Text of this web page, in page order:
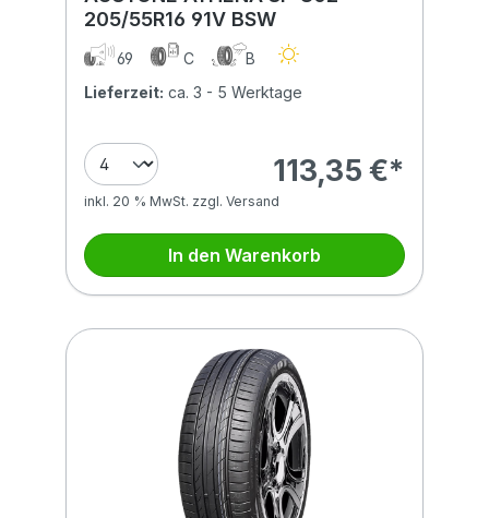
205/55R16 91V BSW
69 C
B
Lieferzeit: ca. 3 - 5 Werktage
113,35 €*
inkl. 20 % MwSt. zzgl. Versand
In den Warenkorb